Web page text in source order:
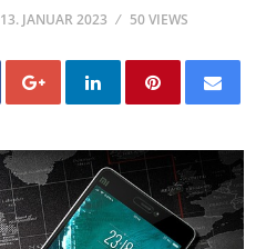
13. JANUAR 2023 50 VIEWS